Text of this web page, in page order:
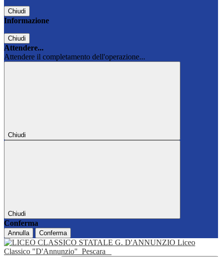
Chiudi
Informazione
Chiudi
Attendere...
Attendere il completamento dell'operazione...
Chiudi
Chiudi
Conferma
Annulla Conferma
Liceo
Classico "D'Annunzio" Pescara